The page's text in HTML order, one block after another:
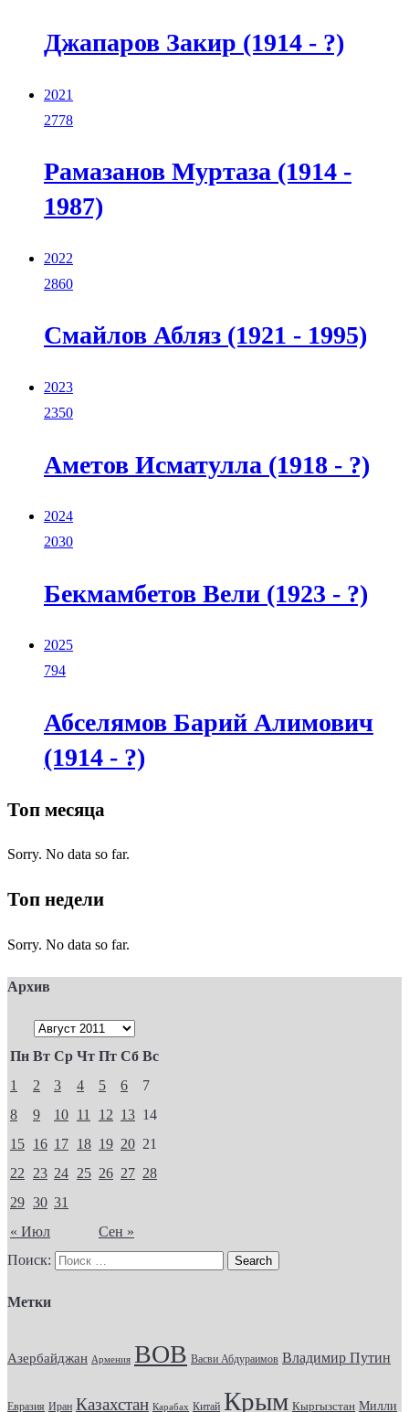
Джапаров Закир (1914 - ?)
2021
2778
Рамазанов Муртаза (1914 -
1987)
2022
2860
Смайлов Абляз (1921 - 1995)
2023
2350
Аметов Исматулла (1918 - ?)
2024
2030
Бекмамбетов Вели (1923 - ?)
2025
794
Абселямов Барий Алимович
(1914 - ?)
Топ месяца
Sorry. No data so far.
Топ недели
Sorry. No data so far.
Архив
Пн Вт Ср Чт Пт Сб Вс
« Июл Сен »
1 2 3 4 5 6
7
8
9 10 11 12 13 14
15 16 17 18 19 20 21
22
23 24 25 26 27 28
29 30 31
Поиск:
Метки
Азербайджан Армения ВОВ Васви Абдураимов Владимир Путин
Евразия Иран Казахстан Карабах Китай Крым Кыргызстан Милли